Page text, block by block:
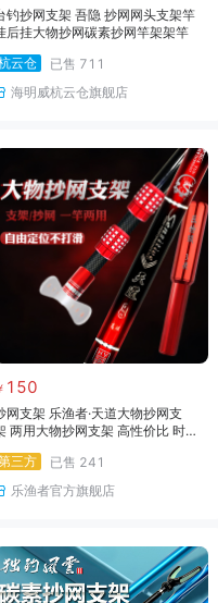
钓抄网支架 吾隐 抄网网头支架竿
后挂大物抄网碳素抄网竿架架竿
云仓
已售 711
海明威杭云仓旗舰店
150
网支架 乐渔者·天道大物抄网支
两用大物抄网支架 高性价比 时尚
三方
已售 241
乐渔者官方旗舰店